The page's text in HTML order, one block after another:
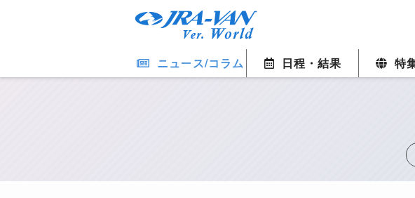
ニュース/コラム 日程・結果 特